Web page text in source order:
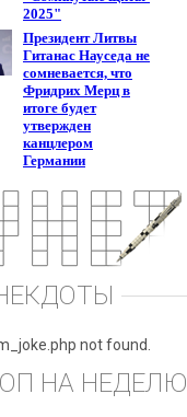
not found.
НА НЕДЕЛЮ